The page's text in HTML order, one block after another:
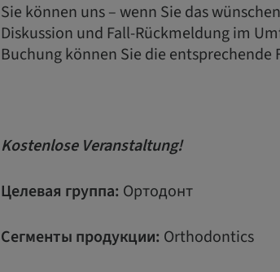
Sie können uns – wenn Sie das
Diskussion und Fall-Rückmeldung im
Buchung können Sie die
Kostenlose Veranstaltung!
Целевая группа: Ортодонт
Сегменты продукции: Orthodontics